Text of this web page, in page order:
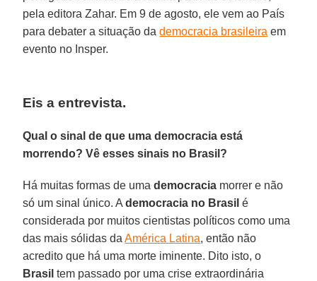
pela editora Zahar. Em 9 de agosto, ele vem ao País
para debater a situação dademocracia brasileira em
evento no Insper.
Eis a entrevista.
Qual o sinal de que uma democracia está
morrendo? Vê esses sinais no Brasil?
Há muitas formas de umademocracia morrer e não
só um sinal único. Ademocracia no Brasil é
considerada por muitos cientistas políticos como uma
das mais sólidas daAmérica Latina, então não
acredito que há uma morte iminente. Dito isto, o
Brasil tem passado por uma crise extraordinária